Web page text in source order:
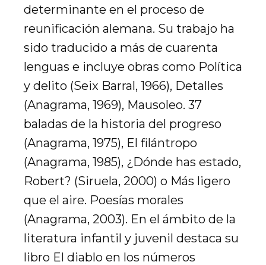
determinante en el proceso de
reunificación alemana. Su trabajo ha
sido traducido a más de cuarenta
lenguas e incluye obras como Política
y delito (Seix Barral, 1966), Detalles
(Anagrama, 1969), Mausoleo. 37
baladas de la historia del progreso
(Anagrama, 1975), El filántropo
(Anagrama, 1985), ¿Dónde has estado,
Robert? (Siruela, 2000) o Más ligero
que el aire. Poesías morales
(Anagrama, 2003). En el ámbito de la
literatura infantil y juvenil destaca su
libro El diablo en los números